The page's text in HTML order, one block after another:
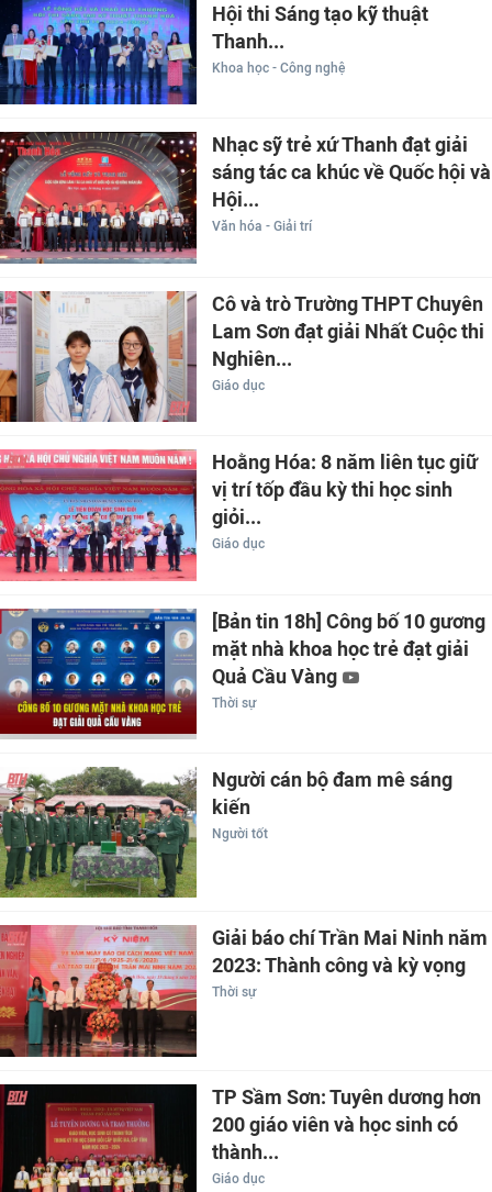
Hội thi Sáng tạo kỹ thuật
Thanh...
Khoa học - Công nghệ
Nhạc sỹ trẻ xứ Thanh đạt giải
sáng tác ca khúc về Quốc hội và
Hội...
Văn hóa - Giải trí
Cô và trò Trường THPT Chuyên
Lam Sơn đạt giải Nhất Cuộc thi
Nghiên...
Giáo dục
Hoằng Hóa: 8 năm liên tục giữ
vị trí tốp đầu kỳ thi học sinh
giỏi...
Giáo dục
[Bản tin 18h] Công bố 10 gương
mặt nhà khoa học trẻ đạt giải
Quả Cầu Vàng
Thời sự
Người cán bộ đam mê sáng
kiến
Người tốt
Giải báo chí Trần Mai Ninh năm
2023: Thành công và kỳ vọng
Thời sự
TP Sầm Sơn: Tuyên dương hơn
200 giáo viên và học sinh có
thành...
Giáo dục